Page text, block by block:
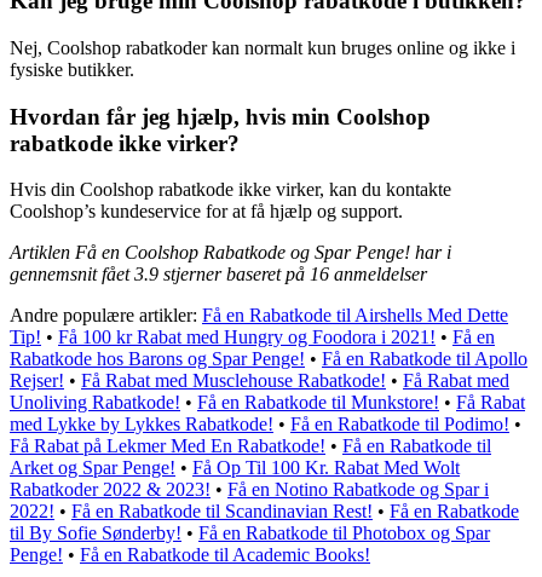
Nej, Coolshop rabatkoder kan normalt kun bruges online og ikke i
fysiske butikker.
Hvordan får jeg hjælp, hvis min Coolshop
rabatkode ikke virker?
Hvis din Coolshop rabatkode ikke virker, kan du kontakte
Coolshop’s kundeservice for at få hjælp og support.
Artiklen Få en Coolshop Rabatkode og Spar Penge! har i
gennemsnit fået3.9 stjerner baseret på 16 anmeldelser
Andre populære artikler: Få en Rabatkode til Airshells Med Dette
Tip! • Få 100 kr Rabat med Hungry og Foodora i 2021! • Få en
Rabatkode hos Barons og Spar Penge! • Få en Rabatkode til Apollo
Rejser! • Få Rabat med Musclehouse Rabatkode! • Få Rabat med
Unoliving Rabatkode! • Få en Rabatkode til Munkstore! • Få Rabat
med Lykke by Lykkes Rabatkode! • Få en Rabatkode til Podimo! •
Få Rabat på Lekmer Med En Rabatkode! • Få en Rabatkode til
Arket og Spar Penge! • Få Op Til 100 Kr. Rabat Med Wolt
Rabatkoder 2022 & 2023! • Få en Notino Rabatkode og Spar i
2022! • Få en Rabatkode til Scandinavian Rest! • Få en Rabatkode
til By Sofie Sønderby! • Få en Rabatkode til Photobox og Spar
Penge! • Få en Rabatkode til Academic Books!